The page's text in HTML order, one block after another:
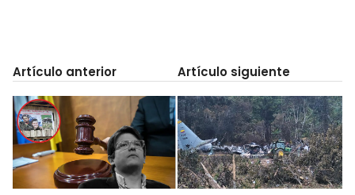
Artículo anterior Artículo siguiente